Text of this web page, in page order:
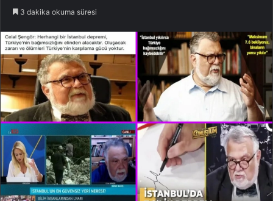
3 dakika okuma süresi